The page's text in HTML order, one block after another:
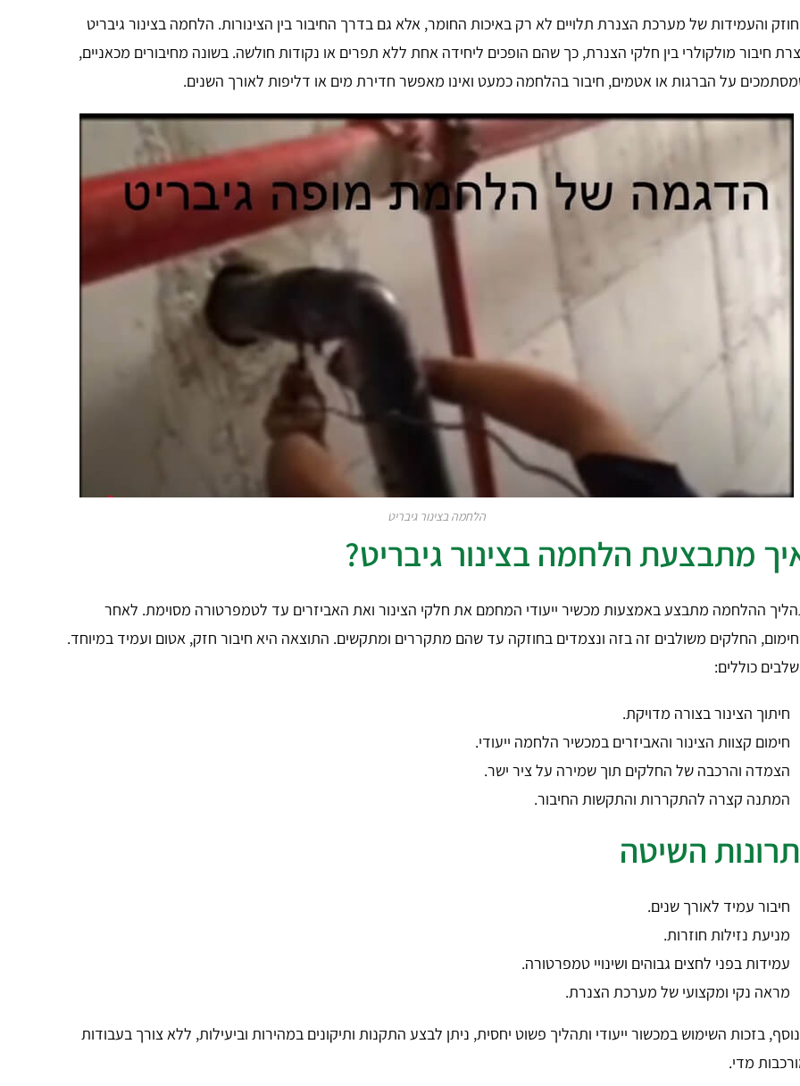
והעמידות של מערכת הצנרת תלויים לא רק באיכות החומר, אלא גם בדרך החיבור בין הצינורות. הלחמה בצינור גיבריט
חיבור מולקולרי בין חלקי הצנרת, כך שהם הופכים ליחידה אחת ללא תפרים או נקודות חולשה. בשונה מחיבורים מכאניים,
על הברגות או אטמים, חיבור בהלחמה כמעט ואינו מאפשר חדירת מים או דליפות לאורך השנים.
הלחמה בצינור גיבריט
מתבצעת הלחמה בצינור גיבריט?
ההלחמה מתבצע באמצעות מכשיר ייעודי המחמם את חלקי הצינור ואת האביזרים עד לטמפרטורה מסוימת. לאחר
החלקים משולבים זה בזה ונצמדים בחוזקה עד שהם מתקררים ומתקשים. התוצאה היא חיבור חזק, אטום ועמיד במיוחד.
כוללים:
חיתוך הצינור בצורה מדויקת.
חימום קצוות הצינור והאביזרים במכשיר הלחמה ייעודי.
הצמדה והרכבה של החלקים תוך שמירה על ציר ישר.
המתנה קצרה להתקררות והתקשות החיבור.
השיטה
חיבור עמיד לאורך שנים.
מניעת נזילות חוזרות.
עמידות בפני לחצים גבוהים ושינויי טמפרטורה.
מראה נקי ומקצועי של מערכת הצנרת.
בזכות השימוש במכשור ייעודי ותהליך פשוט יחסית, ניתן לבצע התקנות ותיקונים במהירות וביעילות, ללא צורך בעבודות
מדי.